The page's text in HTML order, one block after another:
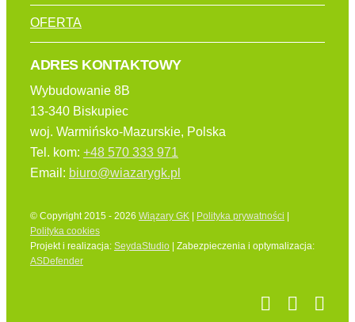
OFERTA
ADRES KONTAKTOWY
Wybudowanie 8B
13-340 Biskupiec
woj. Warmińsko-Mazurskie, Polska
Tel. kom: +48 570 333 971
Email: biuro@wiazarygk.pl
© Copyright 2015 - 2026 Wiązary GK| Polityka prywatności
Polityka cookies
Projekt i realizacja: SeydaStudio| Zabezpieczenia i optymalizacja:
ASDefender